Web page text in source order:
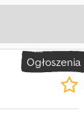
Ogłoszenia